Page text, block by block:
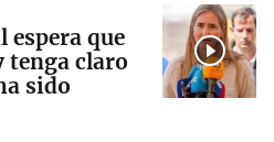
espera que
claro
sido